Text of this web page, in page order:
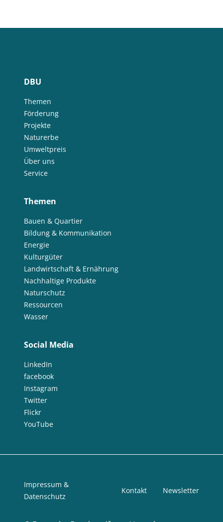
DBU
Themen
Förderung
Projekte
Naturerbe
Umweltpreis
Über uns
Service
Themen
Bauen & Quartier
Bildung & Kommunikation
Energie
Kulturgüter
Landwirtschaft & Ernährung
Nachhaltige Produkte
Naturschutz
Ressourcen
Wasser
Social Media
LinkedIn
facebook
Instagram
Twitter
Flickr
YouTube
Impressum &
Datenschutz
Kontakt Newsletter